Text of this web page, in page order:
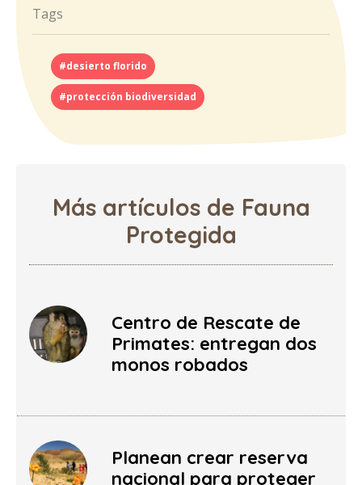
Tags
#desierto florido
#protección biodiversidad
Más artículos de Fauna
Protegida
Centro de Rescate de
Primates: entregan dos
monos robados
Planean crear reserva
nacional para proteger